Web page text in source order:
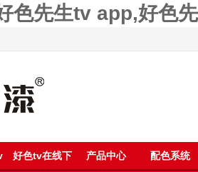
色先生tv app,好色
好色tv在线下 产品中心 配色系统